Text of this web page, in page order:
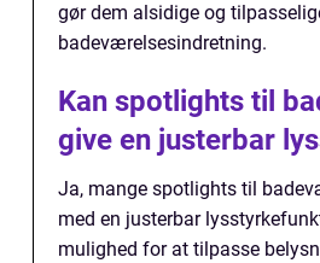
gør dem alsidige og
badeværelsesindretning.
Kan spotlights til
give en justerbar
Ja, mange spotlights til
med en justerbar
mulighed for at tilpasse